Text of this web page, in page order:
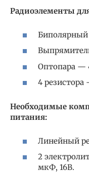
Радиоэлементы
Биполярный
Оптопара —
4
Необходимые
питания:
Линейный
2
мкФ, 16В.